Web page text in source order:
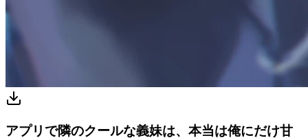
アプリで隣のクールな義妹は、本当は俺にだけ甘